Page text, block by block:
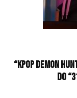
“KPop Demon
do